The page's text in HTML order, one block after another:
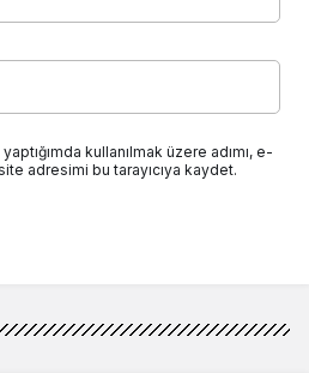
kullanılmak üzere adımı, e-
adresimi bu tarayıcıya kaydet.